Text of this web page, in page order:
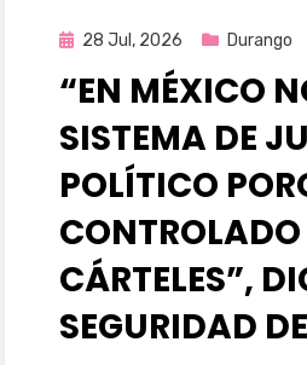
Publicada
28 Jul, 2026 Durango
“EN MÉXICO
SISTEMA DE
POLÍTICO
CONTROLADO
CÁRTELES”,
SEGURIDAD